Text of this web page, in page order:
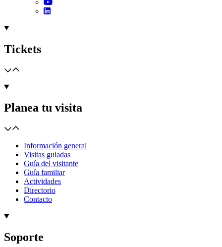
Tickets
Planea tu visita
Información general
Visitas guiadas
Guía del visitante
Guía familiar
Actividades
Directorio
Contacto
Soporte